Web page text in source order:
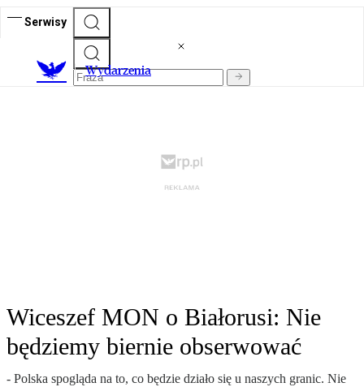
Serwisy
Wydarzenia
Wiceszef MON o Białorusi: Nie
będziemy biernie obserwować
- Polska spogląda na to, co będzie działo się u naszych granic. Nie